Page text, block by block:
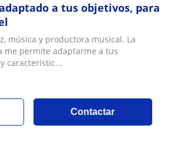
a tus objetivos, para
música y productora musical. La
me permite adaptarme a tus
característic...
Contactar